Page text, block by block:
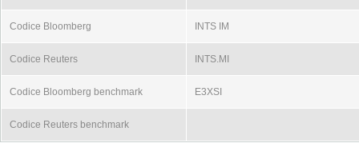
Codice Bloomberg INTS IM
Codice Reuters INTS.MI
Codice Bloomberg benchmark E3XSI
Codice Reuters benchmark